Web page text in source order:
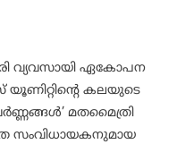
വ്യവസായി ഏകോപന
കലയുടെ
മതമൈത്രി
സംവിധായകനുമായ